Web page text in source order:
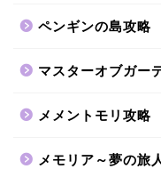
ペンギンの島攻略
マスターオブガー
メメントモリ攻略
メモリア～夢の旅